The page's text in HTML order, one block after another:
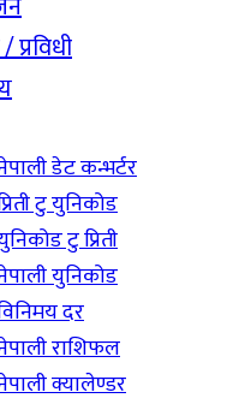
डेट कन्भर्टर
टु युनिकोड
टु प्रिती
युनिकोड
दर
राशिफल
क्यालेण्डर